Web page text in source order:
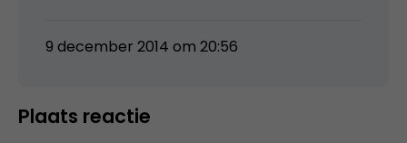
9 december 2014 om 20:56
Plaats reactie